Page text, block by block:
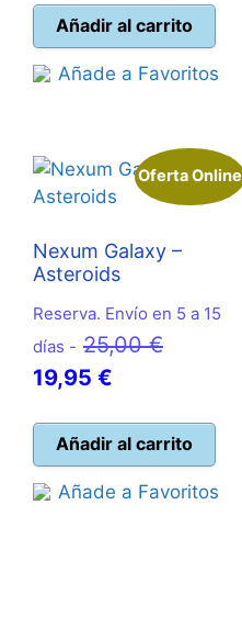
era:
69,99 €.
actual
es:
59,95 €.
Añadir al carrito
Añade a Favoritos
Oferta Online
Nexum Galaxy –
Asteroids
Reserva. Envío en 5 a 15
días - 25,00€El
era:
25,00 €.
19,95 €
actual
es:
19,95 €.
Añadir al carrito
Añade a Favoritos